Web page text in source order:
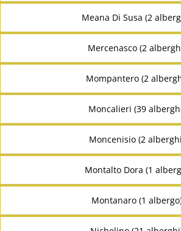
Meana Di Susa (2
Mercenasco (2
Mompantero (2
Moncalieri (39
Moncenisio (2
Montalto Dora (1
Montanaro (1